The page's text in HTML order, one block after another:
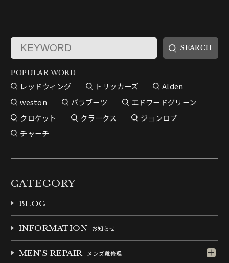
POPULAR WORD
レッドウィング トリッカーズ
Alden
weston
パラブーツ
エドワードグリーン
クロケット
クラークス
ジョンロブ
チャーチ
CATEGORY
BLOG
INFORMATION- お知らせ
MEN'S REPAIR- メンズ靴修理